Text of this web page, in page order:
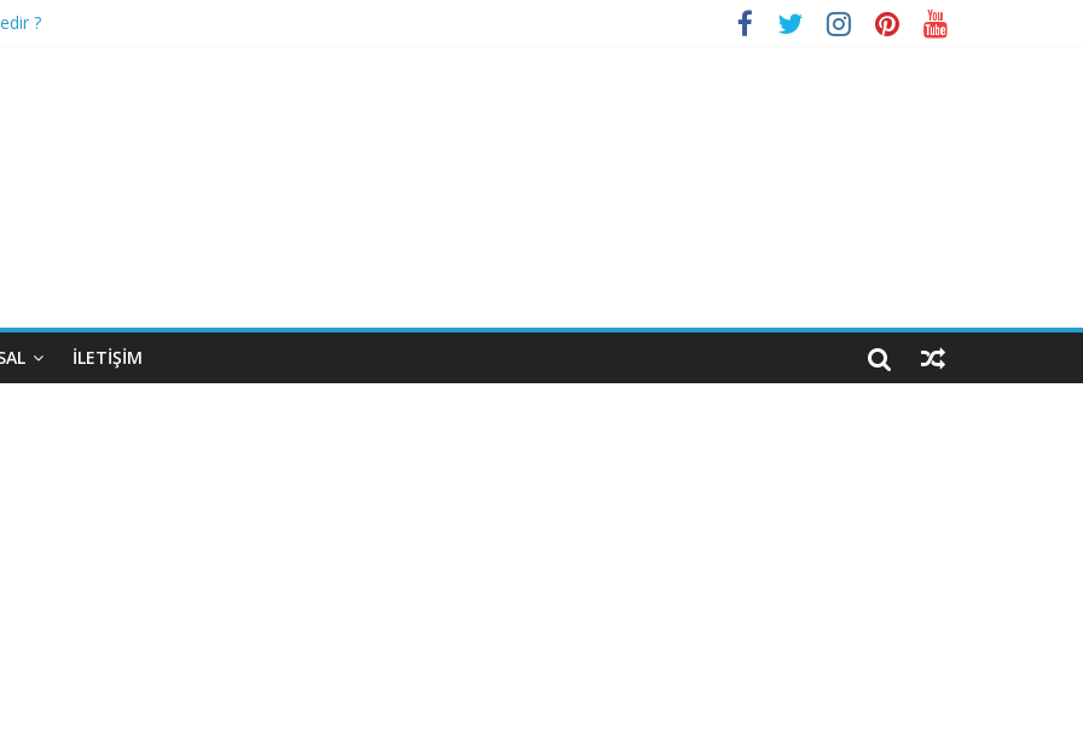
?
İLETIŞIM